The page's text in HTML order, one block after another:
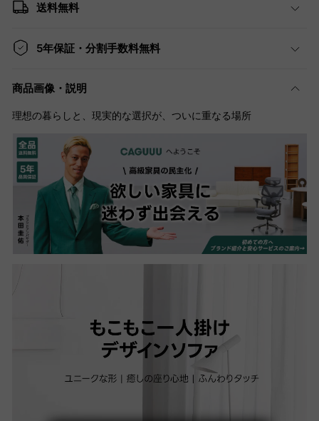
送料無料
5年保証・分割手数料無料
商品画像・説明
理想の暮らしと、現実的な選択が、ついに重なる場所